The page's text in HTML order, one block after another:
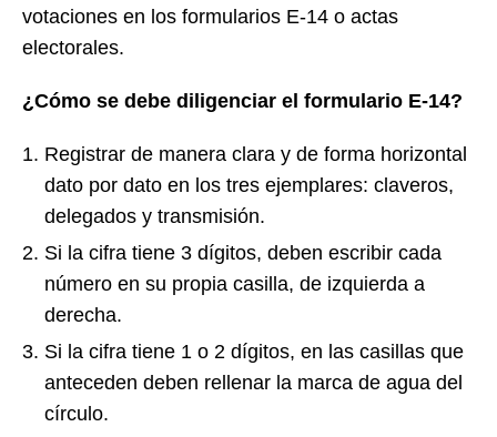
votaciones en los formularios E-14 o actas
electorales.
¿Cómo se debe diligenciar el formulario E-14?
Registrar de manera clara y de forma horizontal
dato por dato en los tres ejemplares: claveros,
delegados y transmisión.
Si la cifra tiene 3 dígitos, deben escribir cada
número en su propia casilla, de izquierda a
derecha.
Si la cifra tiene 1 o 2 dígitos, en las casillas que
anteceden deben rellenar la marca de agua del
círculo.